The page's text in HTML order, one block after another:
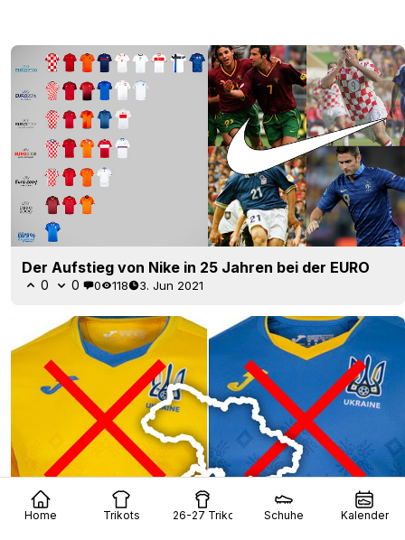
Home Trikots 26-27 Trikots Schuhe Kalender
Der Aufstieg von Nike in 25 Jahren bei der EURO
0 0 0 118 3. Jun 2021